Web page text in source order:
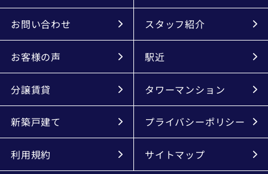
お問い合わせ スタッフ紹介
お客様の声 駅近
分譲賃貸 タワーマンション
新築戸建て プライバシーポリシー
利用規約 サイトマップ